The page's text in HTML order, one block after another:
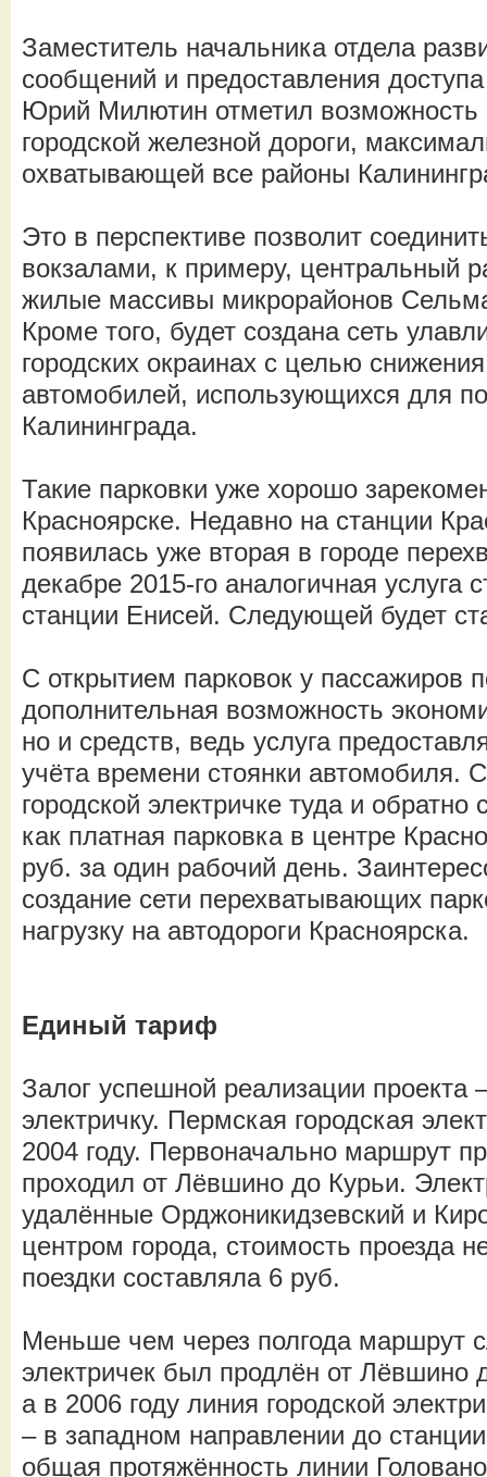
Заместитель начальника отдела
сообщений и предоставления
Юрий Милютин отметил возможность
городской железной дороги,
охватывающей все районы
Это в перспективе позволит
вокзалами, к примеру, центральный
жилые массивы микрорайонов
Кроме того, будет создана сеть
городских окраинах с целью
автомобилей, использующихся для
Калининграда.
Такие парковки уже хорошо
Красноярске. Недавно на станции
появилась уже вторая в городе
декабре 2015-го аналогичная услуга
станции Енисей. Следующей будет
С открытием парковок у пассажиров
дополнительная возможность
но и средств, ведь услуга
учёта времени стоянки автомобиля.
городской электричке туда и обратно
как платная парковка в центре
руб. за один рабочий день.
создание сети перехватывающих
нагрузку на автодороги Красноярска.
Единый тариф
Залог успешной реализации проекта
электричку. Пермская городская
2004 году. Первоначально маршрут
проходил от Лёвшино до Курьи.
удалённые Орджоникидзевский и
центром города, стоимость проезда
поездки составляла 6 руб.
Меньше чем через полгода маршрут
электричек был продлён от Лёвшино
а в 2006 году линия городской
– в западном направлении до
общая протяжённость линии